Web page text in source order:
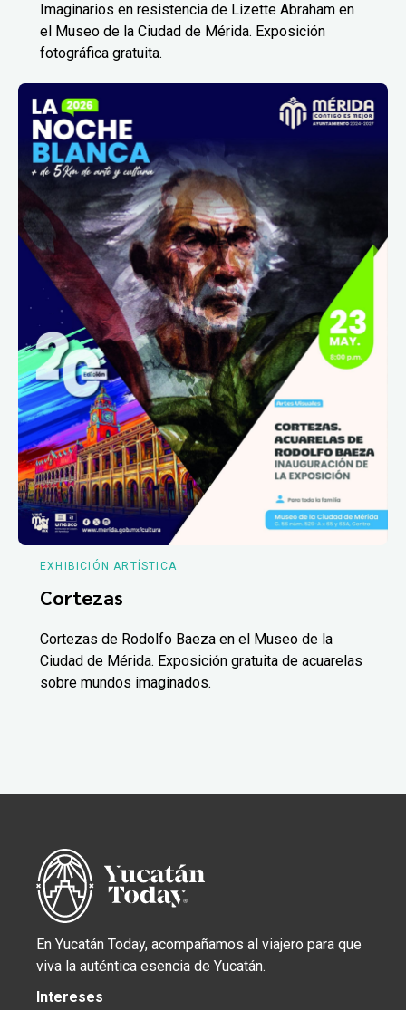
Imaginarios en resistencia de Lizette Abraham en
el Museo de la Ciudad de Mérida. Exposición
fotográfica gratuita.
EXHIBICIÓN ARTÍSTICA
Cortezas
Cortezas de Rodolfo Baeza en el Museo de la
Ciudad de Mérida. Exposición gratuita de acuarelas
sobre mundos imaginados.
En Yucatán Today, acompañamos al viajero para que
viva la auténtica esencia de Yucatán.
Intereses